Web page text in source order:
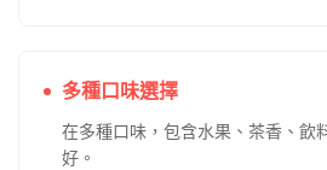
多種口味選擇
在多種口味，包含水果、茶香、飲
好。